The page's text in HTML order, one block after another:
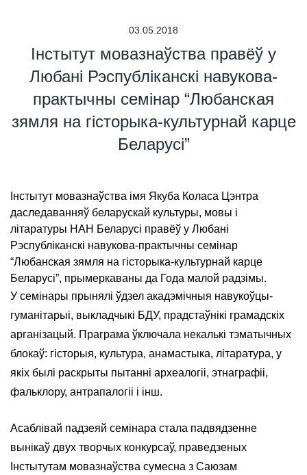
03.05.2018
Інстытут мовазнаўства правёў у
Любані Рэспубліканскі навукова-
практычны семінар “Любанская
зямля на гісторыка-культурнай карце
Беларусі”
Інстытут мовазнаўства імя Якуба Коласа Цэнтра
даследаванняў беларускай культуры, мовы і
літаратуры НАН Беларусі правёў у Любані
Рэспубліканскі навукова-практычны семінар
“Любанская зямля на гісторыка-культурнай карце
Беларусі”, прымеркаваны да Года малой радзімы.
У семінары прынялі ўдзел акадэмічныя навукоўцы-
гуманітарыі, выкладчыкі БДУ, прадстаўнікі грамадскіх
арганізацый. Праграма ўключала некалькі тэматычных
блокаў: гісторыя, культура, анамастыка, літаратура, у
якіх былі раскрыты пытанні археалогіі, этнаграфіі,
фальклору, антрапалогіі і інш.
Асаблівай падзеяй семінара стала падвядзенне
вынікаў двух творчых конкурсаў, праведзеных
Інстытутам мовазнаўства сумесна з Саюзам